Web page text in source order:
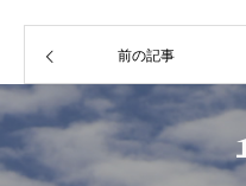
前の記事